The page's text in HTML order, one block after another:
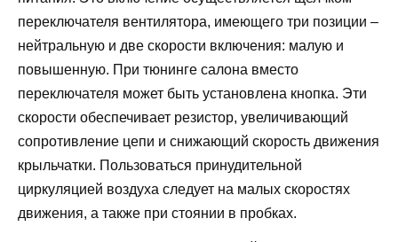
переключателя вентилятора, имеющего три позиции –
нейтральную и две скорости включения: малую и
повышенную. При тюнинге салона вместо
переключателя может быть установлена кнопка. Эти
скорости обеспечивает резистор, увеличивающий
сопротивление цепи и снижающий скорость движения
крыльчатки. Пользоваться принудительной
циркуляцией воздуха следует на малых скоростях
движения, а также при стоянии в пробках.